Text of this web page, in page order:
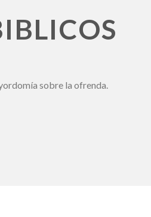
sobre la ofrenda.